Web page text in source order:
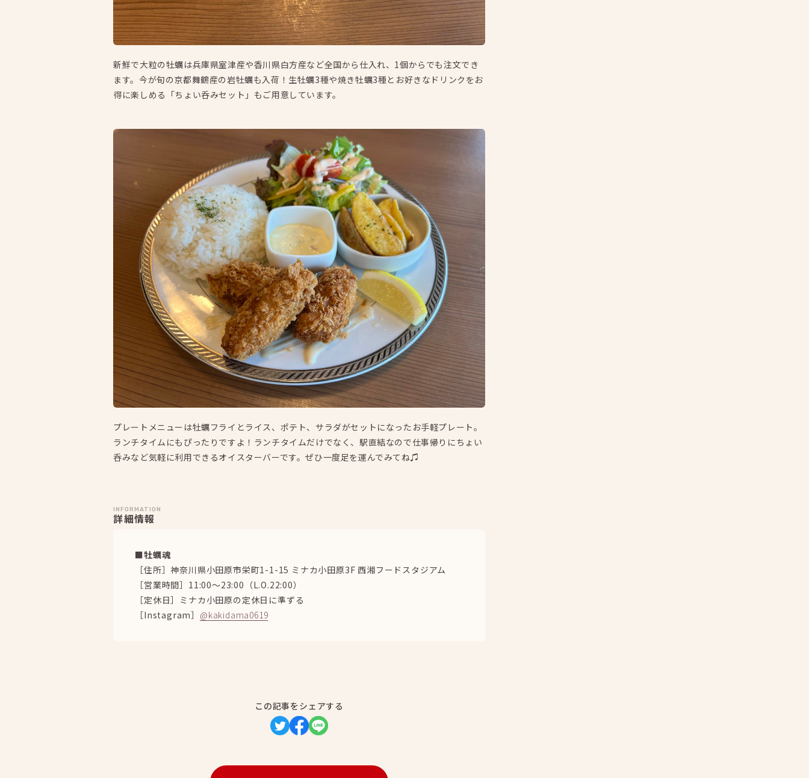
新鮮で大粒の牡蠣は兵庫県室津産や香川県白方産など全国から仕入れ、1個からでも注文でき
ます。今が旬の京都舞鶴産の岩牡蠣も入荷！生牡蠣3種や焼き牡蠣3種とお好きなドリンクをお
得に楽しめる「ちょい呑みセット」もご用意しています。
プレートメニューは牡蠣フライとライス、ポテト、サラダがセットになったお手軽プレート。
ランチタイムにもぴったりですよ！ランチタイムだけでなく、駅直結なので仕事帰りにちょい
呑みなど気軽に利用できるオイスターバーです。ぜひ一度足を運んでみてね♫
INFORMATION
詳細情報
■牡蠣魂
［住所］神奈川県小田原市栄町1-1-15 ミナカ小田原3F 西湘フードスタジアム
［営業時間］11:00〜23:00（L.O.22:00）
［定休日］ミナカ小田原の定休日に準ずる
［Instagram］ @kakidama0619
この記事をシェアする